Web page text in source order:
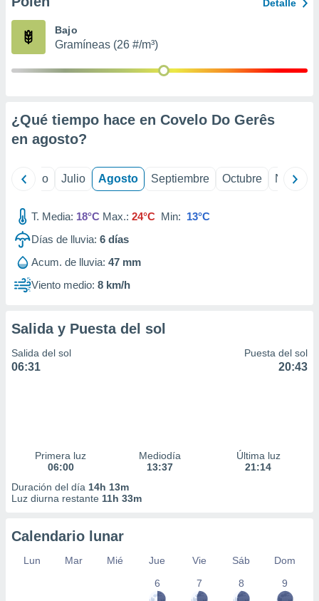
publicidad
1199
Detalle
Bajo
Gramíneas (26 #/m³)
¿Qué tiempo hace en Covelo Do Gerês
en agosto?
Junio Julio Agosto Septiembre Octubre
T. Media: 18°C Max.: 24°C Min: 13°C
Días de lluvia: 6 días
Acum. de lluvia: 47 mm
Viento medio: 8 km/h
Salida y Puesta del sol
Salida del sol
06:31
Puesta del sol
20:43
Primera luz
06:00
Mediodía
13:37
Última luz
21:14
Duración del día 14h 13m
Luz diurna restante 11h 33m
Calendario lunar
Lun Mar Mié Jue Vie Sáb
Dom
6
7 8 9